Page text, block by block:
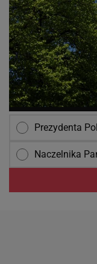
Prezydenta
Naczelnika